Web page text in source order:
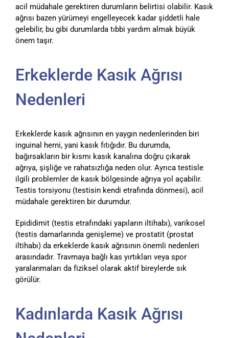
acil müdahale gerektiren durumların belirtisi olabilir. Kasık
ağrısı bazen yürümeyi engelleyecek kadar şiddetli hale
gelebilir, bu gibi durumlarda tıbbi yardım almak büyük
önem taşır.
Erkeklerde Kasık Ağrısı
Nedenleri
Erkeklerde kasık ağrısının en yaygın nedenlerinden biri
inguinal herni, yani kasık fıtığıdır. Bu durumda,
bağırsakların bir kısmı kasık kanalına doğru çıkarak
ağrıya, şişliğe ve rahatsızlığa neden olur. Ayrıca testisle
ilgili problemler de kasık bölgesinde ağrıya yol açabilir.
Testis torsiyonu (testisin kendi etrafında dönmesi), acil
müdahale gerektiren bir durumdur.
Epididimit (testis etrafındaki yapıların iltihabı), varikosel
(testis damarlarında genişleme) ve prostatit (prostat
iltihabı) da erkeklerde kasık ağrısının önemli nedenleri
arasındadır. Travmaya bağlı kas yırtıkları veya spor
yaralanmaları da fiziksel olarak aktif bireylerde sık
görülür.
Kadınlarda Kasık Ağrısı